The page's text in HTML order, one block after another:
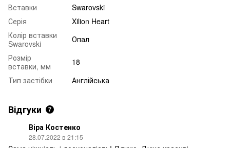
Вставки
Swarovski
Серія
Xilion Heart
Колір вставки
Swarovski
Опал
Розмір
вставки, мм
18
Тип застібки
Англійська
Відгуки 7
Віра Костенко
28.07.2022 в 21:15